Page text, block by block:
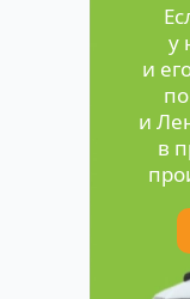
у
и
и
в